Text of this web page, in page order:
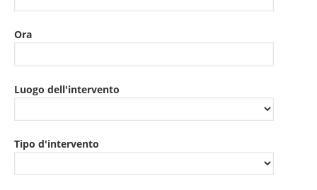
Ora
Luogo dell'intervento
Tipo d'intervento